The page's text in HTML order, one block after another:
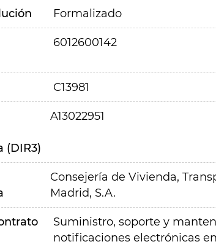
Formalizado
6012600142
C13981
(DIR3)
A13022951
Consejería de Vivienda,
Madrid, S.A.
Suministro, soporte y
notificaciones electrónicas